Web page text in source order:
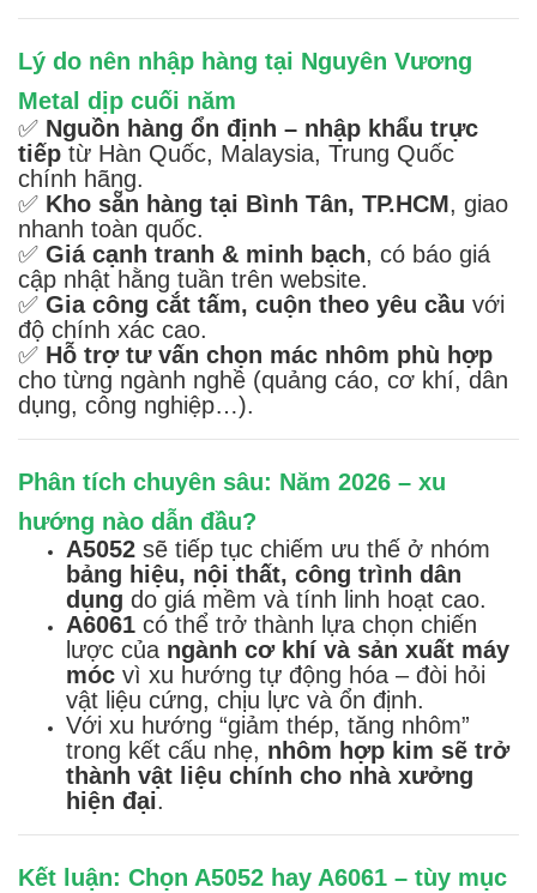
Lý do nên nhập hàng tại Nguyên Vương
Metal dịp cuối năm
✅ Nguồn hàng ổn định – nhập khẩu trực
tiếp từ Hàn Quốc, Malaysia, Trung Quốc
chính hãng.
✅ Kho sẵn hàng tại Bình Tân, TP.HCM, giao
nhanh toàn quốc.
✅ Giá cạnh tranh & minh bạch, có báo giá
cập nhật hằng tuần trên website.
✅ Gia công cắt tấm, cuộn theo yêu cầu với
độ chính xác cao.
✅ Hỗ trợ tư vấn chọn mác nhôm phù hợp
cho từng ngành nghề (quảng cáo, cơ khí, dân
dụng, công nghiệp…).
Phân tích chuyên sâu: Năm 2026 – xu
hướng nào dẫn đầu?
A5052 sẽ tiếp tục chiếm ưu thế ở nhóm
bảng hiệu, nội thất, công trình dân
dụng do giá mềm và tính linh hoạt cao.
A6061 có thể trở thành lựa chọn chiến
lược của ngành cơ khí và sản xuất máy
móc vì xu hướng tự động hóa – đòi hỏi
vật liệu cứng, chịu lực và ổn định.
Với xu hướng “giảm thép, tăng nhôm”
trong kết cấu nhẹ, nhôm hợp kim sẽ trở
thành vật liệu chính cho nhà xưởng
hiện đại.
Kết luận: Chọn A5052 hay A6061 – tùy mục